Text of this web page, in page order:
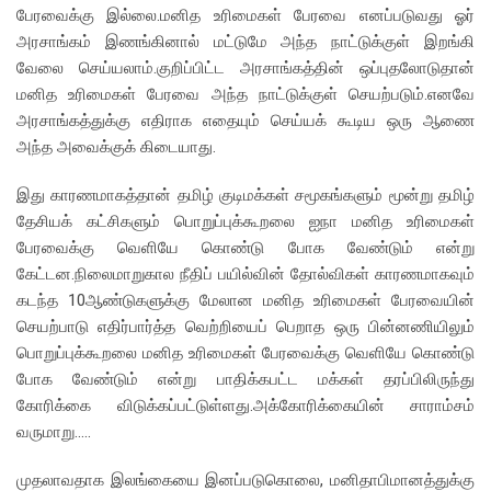
பேரவைக்கு இல்லை.மனித உரிமைகள் பேரவை எனப்படுவது ஓர்
அரசாங்கம் இணங்கினால் மட்டுமே அந்த நாட்டுக்குள் இறங்கி
வேலை செய்யலாம்.குறிப்பிட்ட அரசாங்கத்தின் ஒப்புதலோடுதான்
மனித உரிமைகள் பேரவை அந்த நாட்டுக்குள் செயற்படும்.எனவே
அரசாங்கத்துக்கு எதிராக எதையும் செய்யக் கூடிய ஒரு ஆணை
அந்த அவைக்குக் கிடையாது.
இது காரணமாகத்தான் தமிழ் குடிமக்கள் சமூகங்களும் மூன்று தமிழ்
தேசியக் கட்சிகளும் பொறுப்புக்கூறலை ஐநா மனித உரிமைகள்
பேரவைக்கு வெளியே கொண்டு போக வேண்டும் என்று
கேட்டன.நிலைமாறுகால நீதிப் பயில்வின் தோல்விகள் காரணமாகவும்
கடந்த 10ஆண்டுகளுக்கு மேலான மனித உரிமைகள் பேரவையின்
செயற்பாடு எதிர்பார்த்த வெற்றியைப் பெறாத ஒரு பின்னணியிலும்
பொறுப்புக்கூறலை மனித உரிமைகள் பேரவைக்கு வெளியே கொண்டு
போக வேண்டும் என்று பாதிக்கபட்ட மக்கள் தரப்பிலிருந்து
கோரிக்கை விடுக்கப்பட்டுள்ளது.அக்கோரிக்கையின் சாராம்சம்
வருமாறு…..
முதலாவதாக இலங்கையை இனப்படுகொலை, மனிதாபிமானத்துக்கு